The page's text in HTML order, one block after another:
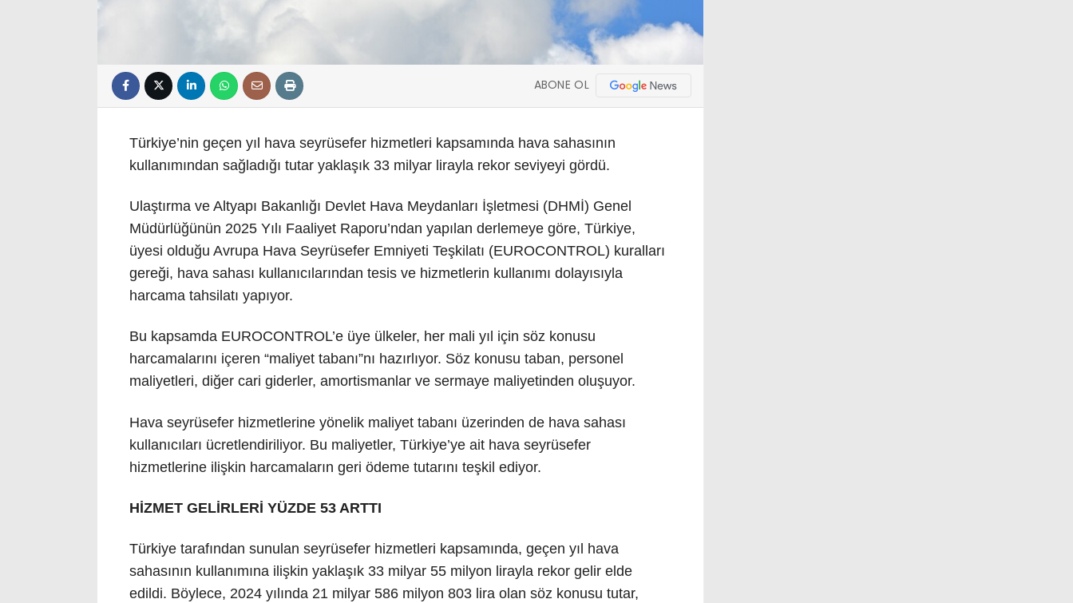
ABONE OL
Türkiye’nin geçen yıl hava seyrüsefer hizmetleri kapsamında hava sahasının
kullanımından sağladığı tutar yaklaşık 33 milyar lirayla rekor seviyeyi gördü.
Ulaştırma ve Altyapı Bakanlığı Devlet Hava Meydanları İşletmesi (DHMİ) Genel
Müdürlüğünün 2025 Yılı Faaliyet Raporu’ndan yapılan derlemeye göre, Türkiye,
üyesi olduğu Avrupa Hava Seyrüsefer Emniyeti Teşkilatı (EUROCONTROL) kuralları
gereği, hava sahası kullanıcılarından tesis ve hizmetlerin kullanımı dolayısıyla
harcama tahsilatı yapıyor.
Bu kapsamda EUROCONTROL’e üye ülkeler, her mali yıl için söz konusu
harcamalarını içeren “maliyet tabanı”nı hazırlıyor. Söz konusu taban, personel
maliyetleri, diğer cari giderler, amortismanlar ve sermaye maliyetinden oluşuyor.
Hava seyrüsefer hizmetlerine yönelik maliyet tabanı üzerinden de hava sahası
kullanıcıları ücretlendiriliyor. Bu maliyetler, Türkiye’ye ait hava seyrüsefer
hizmetlerine ilişkin harcamaların geri ödeme tutarını teşkil ediyor.
HİZMET GELİRLERİ YÜZDE 53 ARTTI
Türkiye tarafından sunulan seyrüsefer hizmetleri kapsamında, geçen yıl hava
sahasının kullanımına ilişkin yaklaşık 33 milyar 55 milyon lirayla rekor gelir elde
edildi. Böylece, 2024 yılında 21 milyar 586 milyon 803 lira olan söz konusu tutar,